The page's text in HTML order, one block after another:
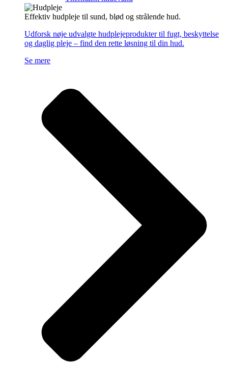
Effektiv hudpleje til sund, blød og strålende hud.
Udforsk nøje udvalgte hudplejeprodukter til fugt, beskyttelse
og daglig pleje – find den rette løsning til din hud.
Se mere